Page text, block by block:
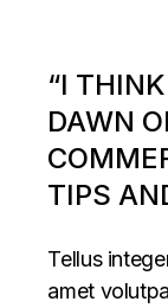
“I
DAWN
TIPS
Tellus
amet